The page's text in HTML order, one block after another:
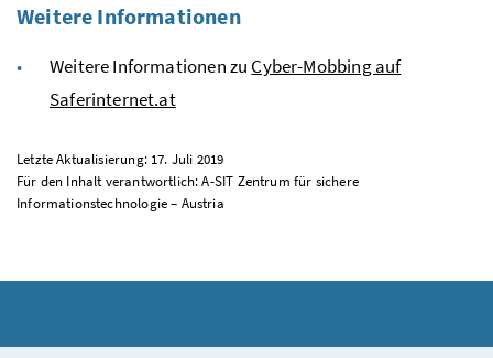
Weitere Informationen
Weitere Informationen zu Cyber-Mobbing auf
Saferinternet.at
Letzte Aktualisierung: 17. Juli 2019
Für den Inhalt verantwortlich: A-SIT Zentrum für sichere
Informationstechnologie – Austria